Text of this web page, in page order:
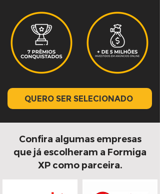
QUERO SER SELECIONADO
Confira algumas empresas
que já escolheram a Formiga
XP como parceira.